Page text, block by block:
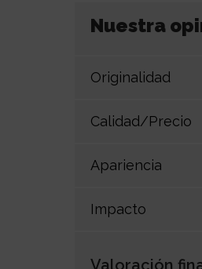
Nuestra
Originalidad
Calidad/Precio
Apariencia
Impacto
Valoración